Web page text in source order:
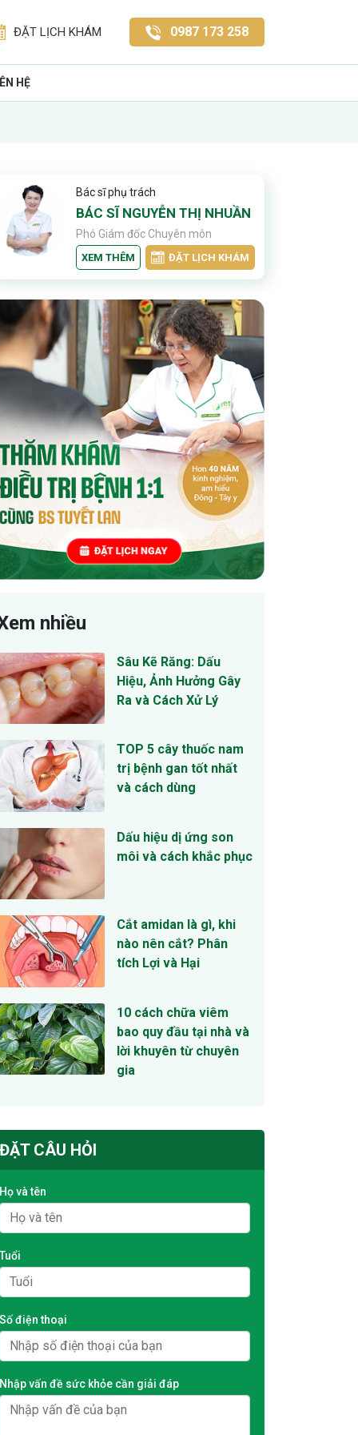
ĐẶT LỊCH KHÁM 0987 173 258
HỆ
Bác sĩ phụ trách
BÁC SĨ NGUYỄN THỊ NHUẦN
Phó Giám đốc Chuyên môn
XEM THÊM ĐẶT LỊCH KHÁM
nhiều
Sâu Kẽ Răng: Dấu
Hiệu, Ảnh Hưởng Gây
Ra và Cách Xử Lý
TOP 5 cây thuốc nam
trị bệnh gan tốt nhất
và cách dùng
Dấu hiệu dị ứng son
môi và cách khắc phục
Cắt amidan là gì, khi
nào nên cắt? Phân
tích Lợi và Hại
10 cách chữa viêm
bao quy đầu tại nhà và
lời khuyên từ chuyên
gia
ĐẶT CÂU HỎI
Họ và tên
Tuổi
Số điện thoại
Nhập vấn đề sức khỏe cần giải đáp